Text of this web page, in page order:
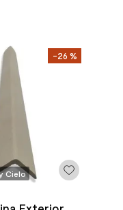
-26 %
Cielo